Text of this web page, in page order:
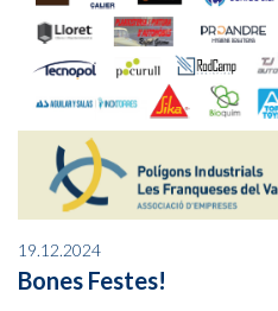
19.12.2024
Bones Festes!